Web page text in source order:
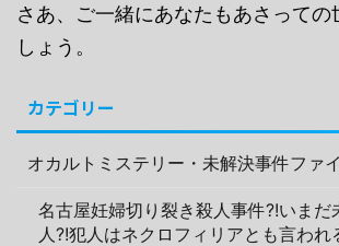
さあ、ご一緒にあなたもあさっての
しょう。
カテゴリー
オカルトミステリー・未解決事件ファ
名古屋妊婦切り裂き殺人事件?!いまだ
人?!犯人はネクロフィリアとも言われ